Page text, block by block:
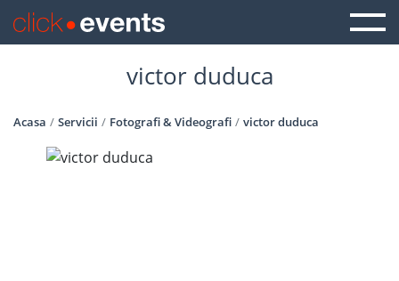
victor duduca
Acasa Servicii Fotografi & Videografi victor duduca